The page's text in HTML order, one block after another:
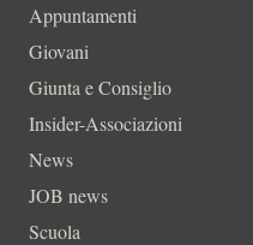
Appuntamenti
Giovani
Giunta e Consiglio
Insider-Associazioni
News
JOB news
Scuola